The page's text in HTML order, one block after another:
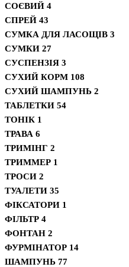
СОЄВИЙ 4
СПРЕЙ 43
СУМКА ДЛЯ ЛАСОЩІВ 3
СУМКИ 27
СУСПЕНЗІЯ 3
СУХИЙ КОРМ 108
СУХИЙ ШАМПУНЬ 2
ТАБЛЕТКИ 54
ТОНІК 1
ТРАВА 6
ТРИМІНГ 2
ТРИММЕР 1
ТРОСИ 2
ТУАЛЕТИ 35
ФІКСАТОРИ 1
ФІЛЬТР 4
ФОНТАН 2
ФУРМІНАТОР 14
ШАМПУНЬ 77